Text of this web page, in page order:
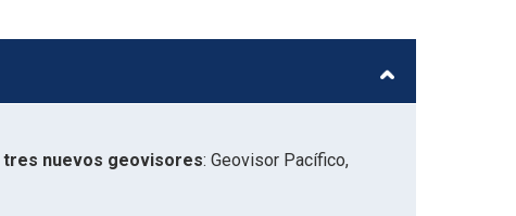
tres nuevos geovisores: Geovisor Pacífico,